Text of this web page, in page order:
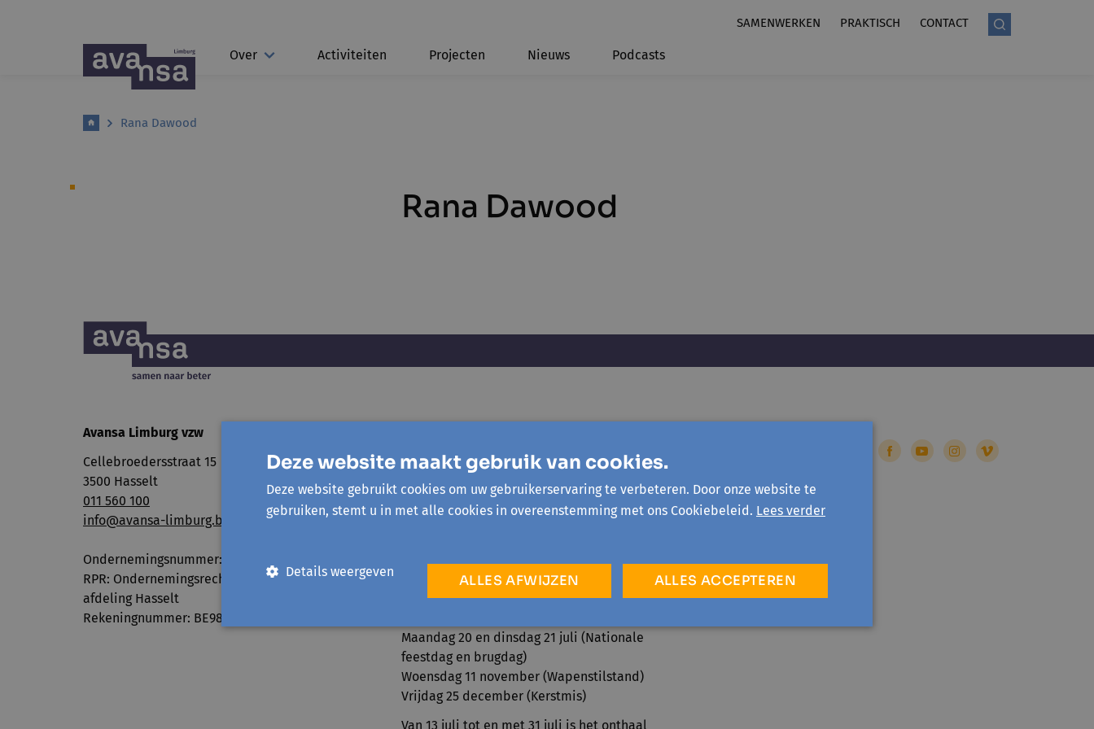
SAMENWERKEN PRAKTISCH CONTACT
Over Activiteiten Projecten Nieuws Podcasts
Rana Dawood
Rana Dawood
Avansa Limburg vzw
Cellebroedersstraat 15
3500 Hasselt
011 560 100
info@avansa-limburg.be
Ondernemingsnummer: ​0860.323.286
RPR: Ondernemingsrechtbank Antwerpen,
afdeling Hasselt
Rekeningnummer: BE98 7350 0766 3893
Maandag tot en met vrijdag van 9u30 tot 12u30
en 13u30 tot 16u
Sluitingsdagen 2026
Donderdag 14 en vrijdag 15 mei (Hemelvaart en
brugdag)
Maandag 20 en dinsdag 21 juli (Nationale
feestdag en brugdag)
Woensdag 11 november (Wapenstilstand)
Vrijdag 25 december (Kerstmis)
Van 13 juli tot en met 31 juli is het onthaal
Deze website maakt gebruik van cookies.
Deze website gebruikt cookies om uw gebruikerservaring te verbeteren. Door onze website te
gebruiken, stemt u in met alle cookies in overeenstemming met ons Cookiebeleid. Lees verder
ALLES ACCEPTEREN
ALLES AFWIJZEN
Details weergeven